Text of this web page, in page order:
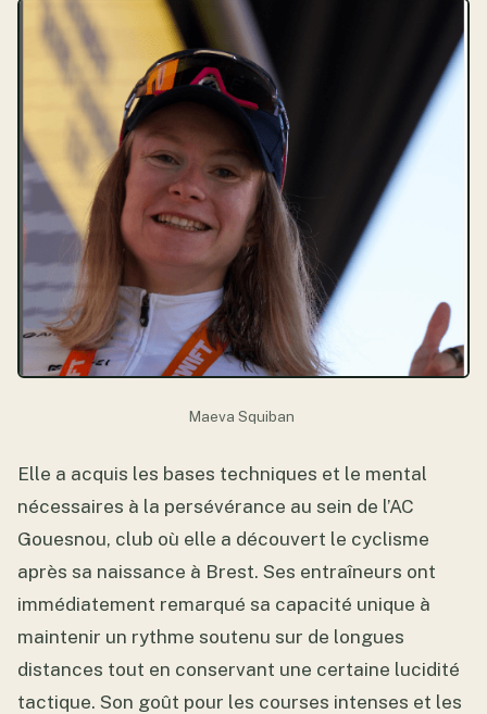
Maeva Squiban
Elle a acquis les bases techniques et le mental
nécessaires à la persévérance au sein de l’AC
Gouesnou, club où elle a découvert le cyclisme
après sa naissance à Brest. Ses entraîneurs ont
immédiatement remarqué sa capacité unique à
maintenir un rythme soutenu sur de longues
distances tout en conservant une certaine lucidité
tactique. Son goût pour les courses intenses et les